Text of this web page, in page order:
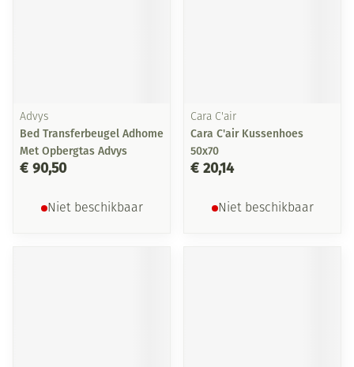
Advys
Bed Transferbeugel Adhome
Met Opbergtas Advys
€ 90,50
Niet beschikbaar
Cara C'air
Cara C'air Kussenhoes
50x70
€ 20,14
Niet beschikbaar